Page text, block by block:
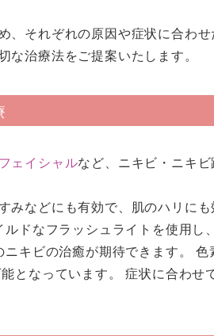
それぞれの原因や症状に合わ
治療法をご提案いたします。
ェイシャルなど、ニキビ・ニキ
みなどにも有効で、肌のハリに
ドなフラッシュライトを使用し
キビの治癒が期待できます。
となっています。 症状に合わせ